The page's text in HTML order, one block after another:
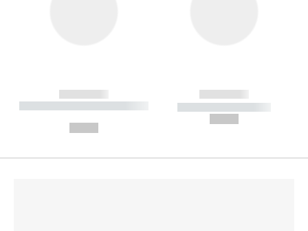
------------
----------- ----------- --------
------------
----------- -----------